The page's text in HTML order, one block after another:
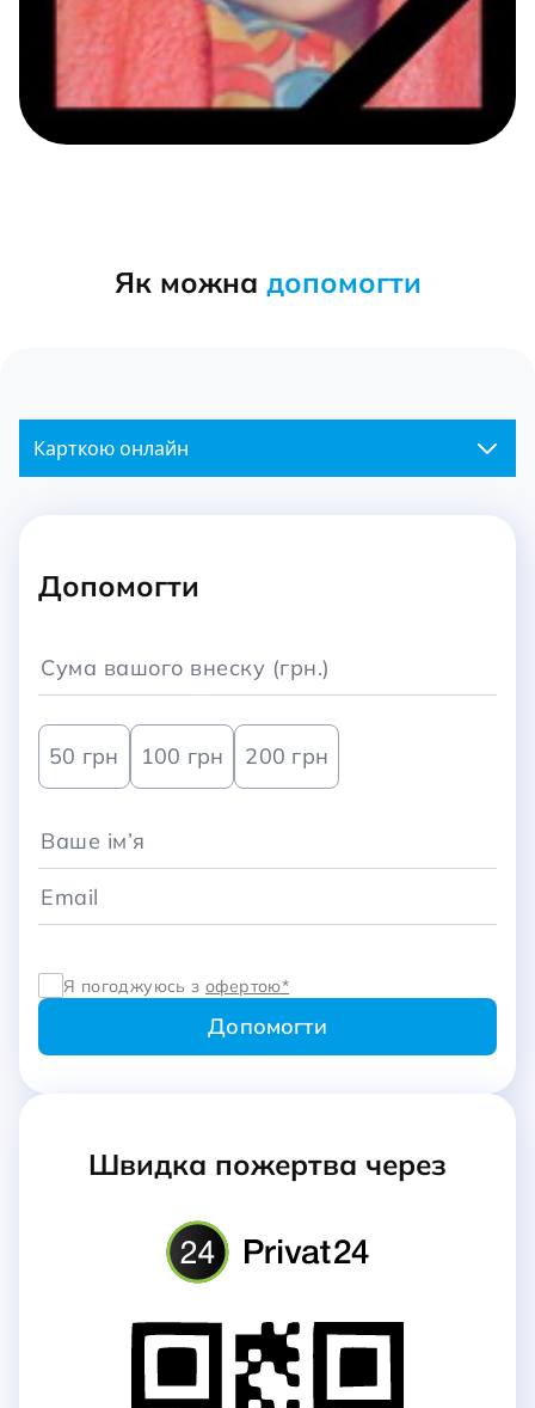
Як можна допомогти
Карткою онлайн
Допомогти
50 грн 100 грн 200 грн
Я погоджуюсь зофертою*
Швидка пожертва через